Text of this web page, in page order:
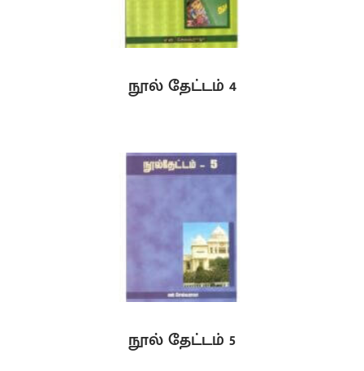
நூல் தேட்டம் 4
நூல் தேட்டம் 5